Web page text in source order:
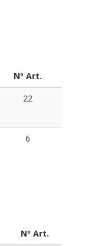
Nº Art.
22
6
Nº Art.